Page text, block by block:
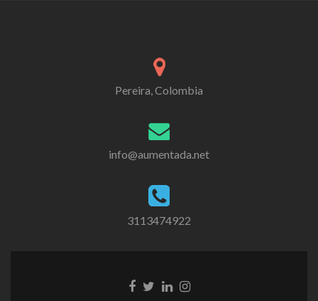
Pereira, Colombia
info@aumentada.net
3113474922
Enlace
EnlaceEnlaceEnlace